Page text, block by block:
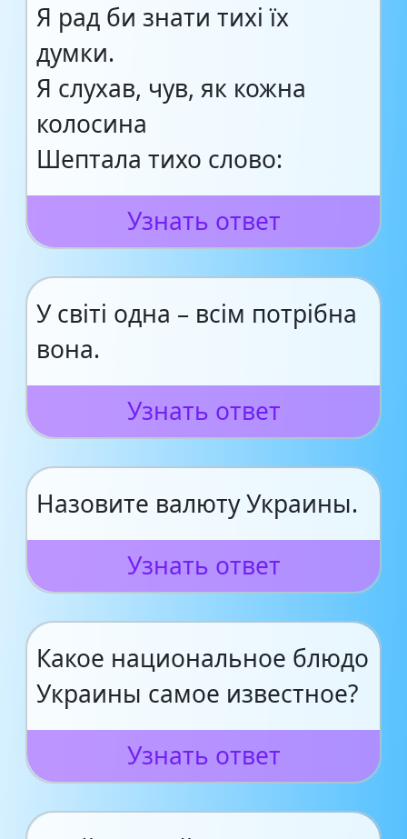
Я рад би знати тихі їх
думки.
Я слухав, чув, як кожна
колосина
Шептала тихо слово:
Узнать ответ
У світі одна – всім потрібна
вона.
Узнать ответ
Назовите валюту Украины.
Узнать ответ
Какое национальное блюдо
Украины самое известное?
Узнать ответ